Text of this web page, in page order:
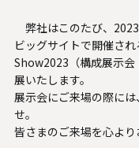
採用情報
お知らせ
ビジネスパートナー
Microsoft Base
弊社はこのたび、
ビッグサイトで開催さ
Show2023（構成展示会
展いたします。
展示会にご来場の際に
せ。
皆さまのご来場を心より